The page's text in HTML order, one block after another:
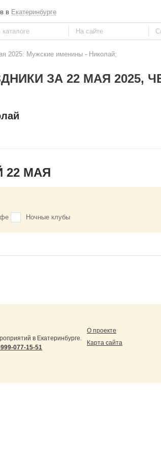
в Екатеринбурге
2025: Мужские именины - Николай;
ЗА 22 МАЯ 2025,
МАЯ
Ночные клубы
в Екатеринбурге.
077-15-51
О проекте
Карта сайта